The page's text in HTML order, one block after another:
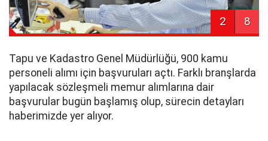
2 8
Tapu ve Kadastro Genel Müdürlüğü, 900 kamu
personeli alımı için başvuruları açtı. Farklı branşlarda
yapılacak sözleşmeli memur alımlarına dair
başvurular bugün başlamış olup, sürecin detayları
haberimizde yer alıyor.